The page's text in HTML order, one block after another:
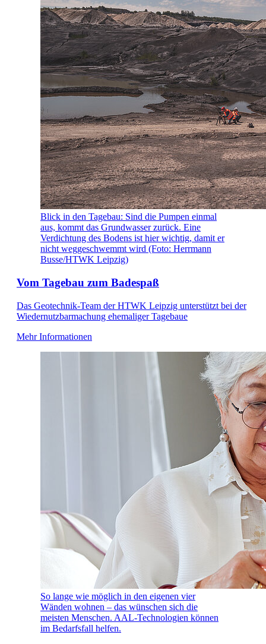
Blick in den Tagebau: Sind die Pumpen einmal
aus, kommt das Grundwasser zurück. Eine
Verdichtung des Bodens ist hier wichtig, damit er
nicht weggeschwemmt wird (Foto: Herrmann
Busse/HTWK Leipzig)
Vom Tagebau zum Badespaß
Das Geotechnik-Team der HTWK Leipzig unterstützt bei der
Wiedernutzbarmachung ehemaliger Tagebaue
Mehr Informationen
So lange wie möglich in den eigenen vier
Wänden wohnen – das wünschen sich die
meisten Menschen. AAL-Technologien können
im Bedarfsfall helfen.